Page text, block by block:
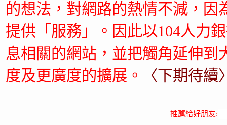
的想法，對網路的熱情不減，
提供「服務」。因此以104人力
息相關的網站，並把觸角延伸到
度及更廣度的擴展。
〈下期待續
推薦給好朋友: